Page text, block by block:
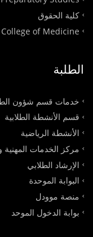
كلية الحقوق
College of Medicine
الطلبة
خدمات قسم شؤون
قسم الأنشطة الطلابية
الأنشطة الرياضية
مركز الخدمات المهنية
الإرشاد الطلابي
البوابة الموحدة
منصة موودل
بوابة الدخول الموحد